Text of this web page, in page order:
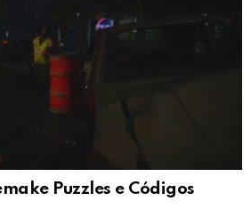
Puzzles e Códigos